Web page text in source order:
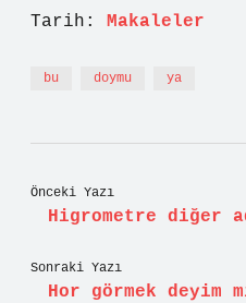
Tarih: Makaleler
bu doymu ya
Önceki Yazı
Higrometre diğer
Sonraki Yazı
Hor görmek deyim